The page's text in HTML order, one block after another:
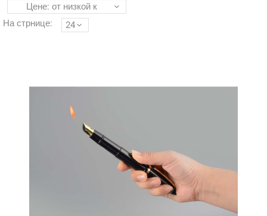
Цене: от низкой к
высокой
На стрнице: 24